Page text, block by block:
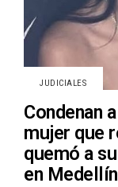
JUDICIALES
Condenan
mujer que
quemó a
en Medellín